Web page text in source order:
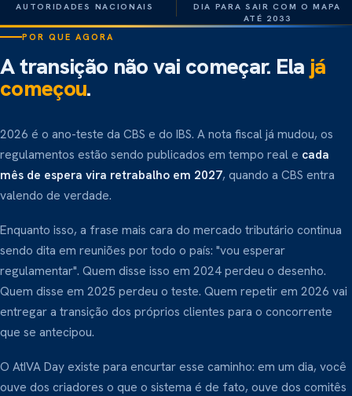
AUTORIDADES NACIONAIS
DIA PARA SAIR COM O MAPA
ATÉ 2033
POR QUE AGORA
A transição não vai começar. Ela já
começou.
2026 é o ano-teste da CBS e do IBS. A nota fiscal já mudou, os
regulamentos estão sendo publicados em tempo real e cada
mês de espera vira retrabalho em 2027, quando a CBS entra
valendo de verdade.
Enquanto isso, a frase mais cara do mercado tributário continua
sendo dita em reuniões por todo o país: "vou esperar
regulamentar". Quem disse isso em 2024 perdeu o desenho.
Quem disse em 2025 perdeu o teste. Quem repetir em 2026 vai
entregar a transição dos próprios clientes para o concorrente
que se antecipou.
O AtIVA Day existe para encurtar esse caminho: em um dia, você
ouve dos criadores o que o sistema é de fato, ouve dos comitês